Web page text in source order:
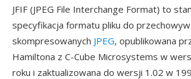
JFIF (JPEG File Interchange Format) to
specyfikacja formatu pliku do
skompresowanych JPEG, opublikowana
Hamiltona z C-Cube Microsystems w
roku i zaktualizowana do wersji 1.02 w